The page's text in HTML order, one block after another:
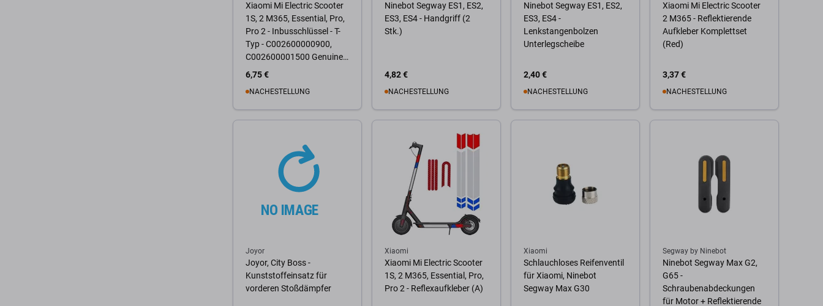
Xiaomi Mi Electric Scooter
1S, 2 M365, Essential, Pro,
Pro 2 - Inbusschlüssel - T-
Typ - C002600000900,
C002600001500 Genuine
Service Pack
6,75 €
NACHESTELLUNG
Ninebot Segway ES1, ES2,
ES3, ES4 - Handgriff (2
Stk.)
4,82 €
NACHESTELLUNG
Ninebot Segway ES1, ES2,
ES3, ES4 -
Lenkstangenbolzen
Unterlegscheibe
2,40 €
NACHESTELLUNG
Xiaomi Mi Electric Scooter
2 M365 - Reflektierende
Aufkleber Komplettset
(Red)
3,37 €
NACHESTELLUNG
Joyor
Joyor, City Boss -
Kunststoffeinsatz für
vorderen Stoßdämpfer
Xiaomi
Xiaomi Mi Electric Scooter
1S, 2 M365, Essential, Pro,
Pro 2 - Reflexaufkleber (A)
Xiaomi
Schlauchloses Reifenventil
für Xiaomi, Ninebot
Segway Max G30
Segway by Ninebot
Ninebot Segway Max G2,
G65 -
Schraubenabdeckungen
für Motor + Reflektierende